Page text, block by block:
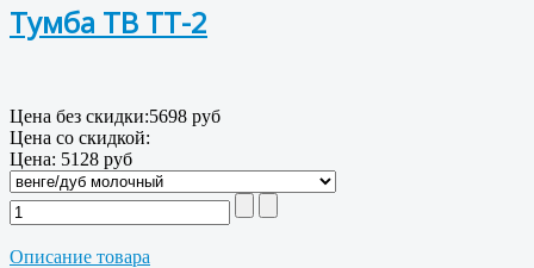
Тумба ТВ ТТ-2
Цена без скидки:5698 руб
Цена со скидкой:
Цена: 5128 руб
Описание товара